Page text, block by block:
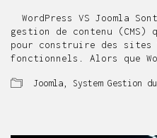
WordPress VS Joomla
gestion de contenu
pour construire des sites
fonctionnels. Alors que
Joomla, System Gestion